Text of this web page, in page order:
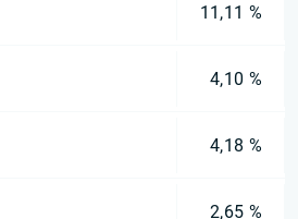
11,11 %
4,10 %
4,18 %
2,65 %